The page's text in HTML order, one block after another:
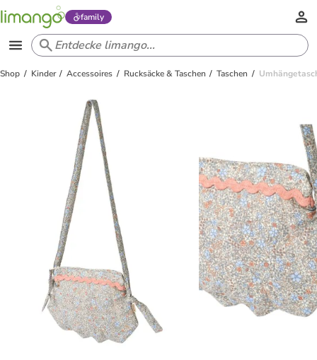
family
Shop Kinder Accessoires Rucksäcke & Taschen Taschen